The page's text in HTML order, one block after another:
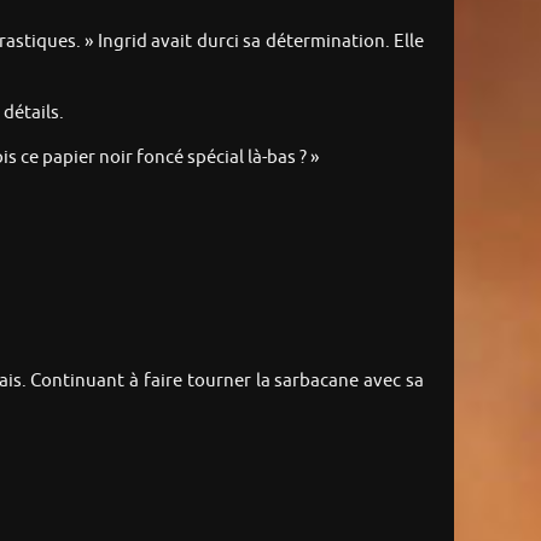
» Ingrid avait durci sa détermination. Elle
détails.
ce papier noir foncé spécial là-bas ? »
Continuant à faire tourner la sarbacane avec sa